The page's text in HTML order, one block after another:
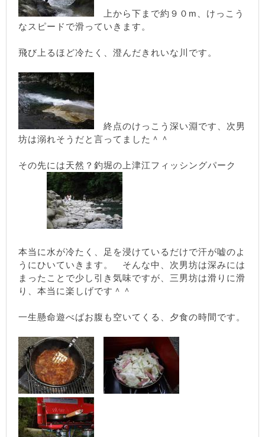
上から下まで約９０m、けっこう
なスピードで滑っていきます。
飛び上るほど冷たく、澄んだきれいな川です。
終点のけっこう深い淵です、次男
坊は溺れそうだと言ってました＾＾
その先には天然？釣堀の上津江フィッシングパーク
本当に水が冷たく、足を浸けているだけで汗が嘘のよ
うにひいていきます。 そんな中、次男坊は深みには
まったことで少し引き気味ですが、三男坊は滑りに滑
り、本当に楽しげです＾＾
一生懸命遊べばお腹も空いてくる、夕食の時間です。